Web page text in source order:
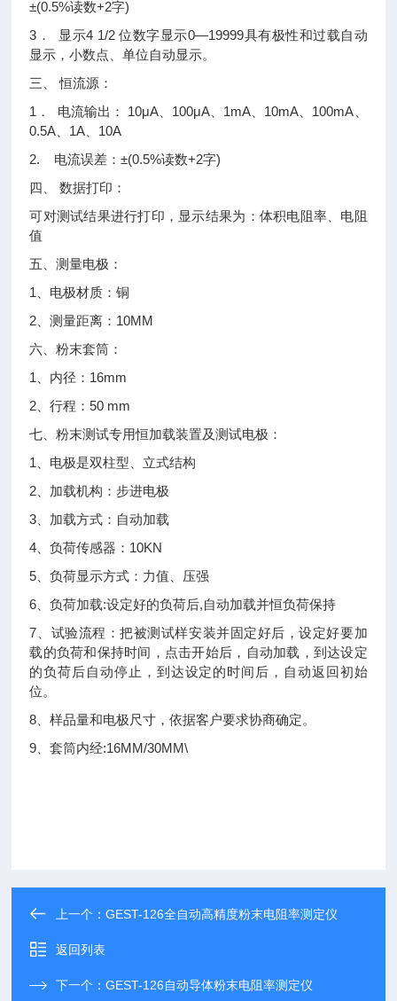
±(0.5%读数+2字)
3． 显示4 1/2 位数字显示0—19999具有极性和过载自动
显示，小数点、单位自动显示。
三、 恒流源：
1． 电流输出： 10μA、100μA、1mA、10mA、100mA、
0.5A、1A、10A
2. 电流误差：±(0.5%读数+2字)
四、 数据打印：
可对测试结果进行打印，显示结果为：体积电阻率、电阻
值
五、测量电极：
1、电极材质：铜
2、测量距离：10MM
六、粉末套筒：
1、内径：16mm
2、行程：50 mm
七、粉末测试专用恒加载装置及测试电极：
1、电极是双柱型、立式结构
2、加载机构：步进电极
3、加载方式：自动加载
4、负荷传感器：10KN
5、负荷显示方式：力值、压强
6、负荷加载:设定好的负荷后,自动加载并恒负荷保持
7、试验流程：把被测试样安装并固定好后，设定好要加
载的负荷和保持时间，点击开始后，自动加载，到达设定
的负荷后自动停止，到达设定的时间后，自动返回初始
位。
8、样品量和电极尺寸，依据客户要求协商确定。
9、套筒内经:16MM/30MM\
上一个：GEST-126全自动高精度粉末电阻率测定仪
返回列表
下一个：GEST-126自动导体粉末电阻率测定仪